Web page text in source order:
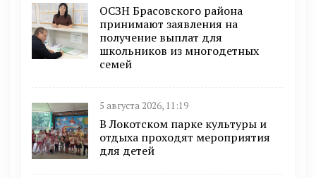
ОСЗН Брасовского района
принимают заявления на
получение выплат для
школьников из многодетных
семей
5 августа 2026, 11:19
В Локотском парке культуры и
отдыха проходят мероприятия
для детей